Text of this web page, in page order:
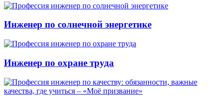
Инженер по солнечной энергетике
Инженер по охране труда